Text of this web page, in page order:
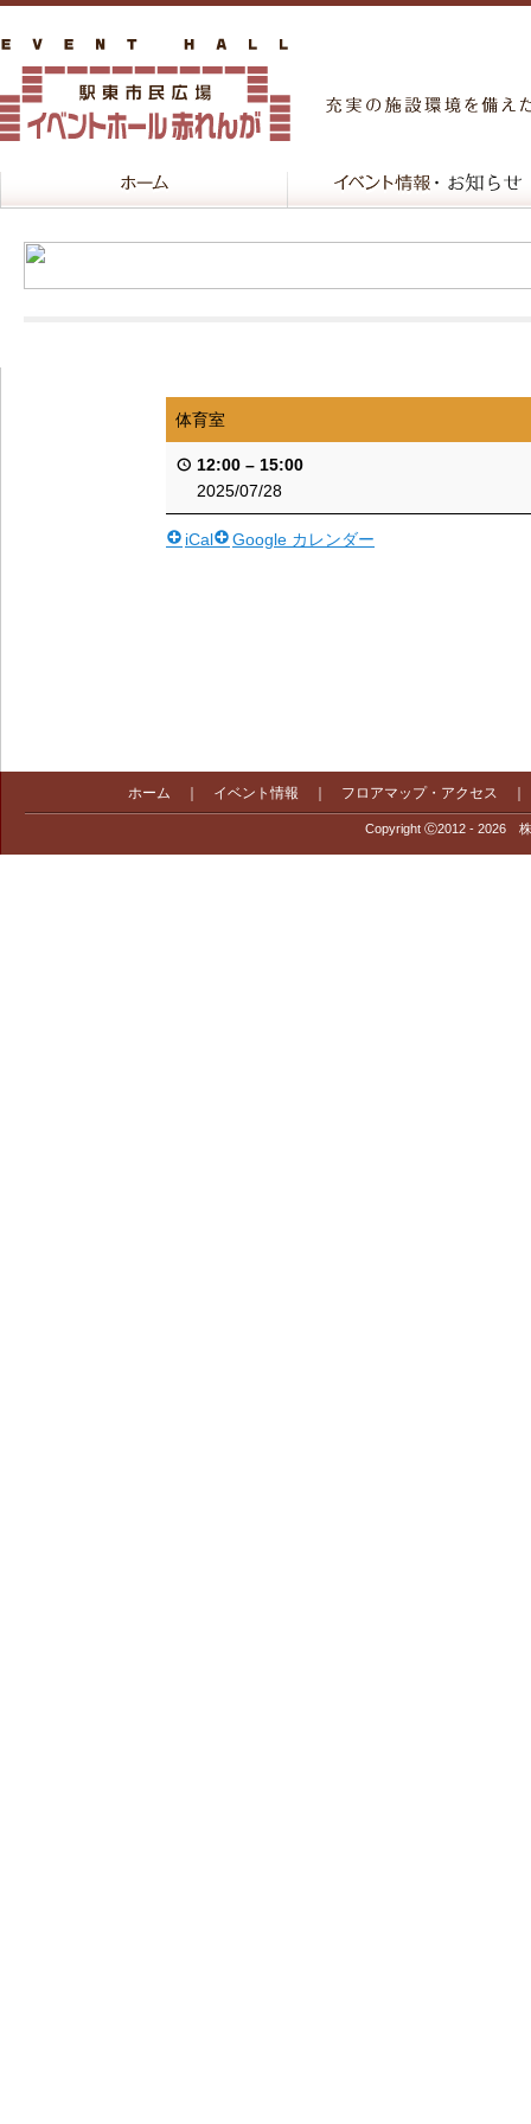
体育室
12:00 – 15:00
2025/07/28
iCal Google カレンダー
ホーム イベント情報 フロアマップ・アクセス
Copyright Ⓒ2012 - 2026 株